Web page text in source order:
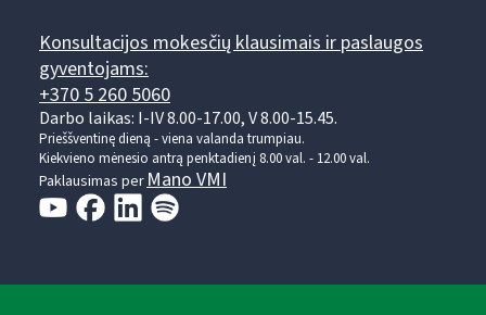
Konsultacijos mokesčių klausimais ir paslaugos
gyventojams:
+370 5 260 5060
Darbo laikas: I-IV 8.00-17.00, V 8.00-15.45.
Prieššventinę dieną - viena valanda trumpiau.
Kiekvieno mėnesio antrą penktadienį 8.00 val. - 12.00 val.
Paklausimas perMano VMI